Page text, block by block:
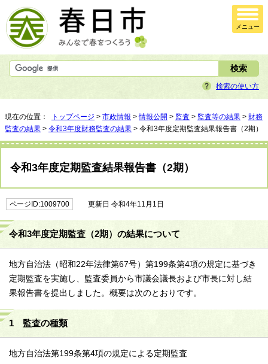
メニュー
検索の使い方
現在の位置： トップページ > 市政情報 >情報公開 > 監査 > 監査等の結果 > 財務
監査の結果 > 令和3年度財務監査の結果 > 令和3年度定期監査結果報告書（2期）
令和3年度定期監査結果報告書（2期）
ページID:1009700 更新日 令和4年11月1日
令和3年度定期監査（2期）の結果について
地方自治法（昭和22年法律第67号）第199条第4項の規定に基づき
定期監査を実施し、監査委員から市議会議長および市長に対し結
果報告書を提出しました。概要は次のとおりです。
1 監査の種類
地方自治法第199条第4項の規定による定期監査